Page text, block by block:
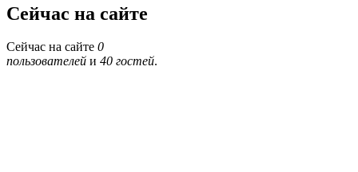
Сейчас на сайте
Сейчас на сайте 0
пользователей и 40 гостей.